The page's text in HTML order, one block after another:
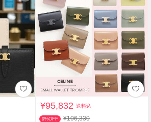
¥95,832送料込
9%OFF ¥106,330